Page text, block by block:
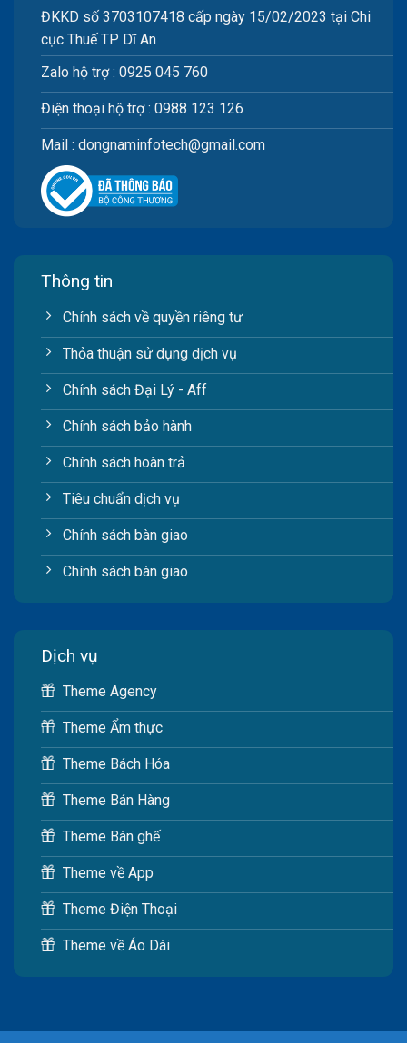
ĐKKD số 3703107418 cấp ngày 15/02/2023 tại Chi
cục Thuế TP Dĩ An
Zalo hộ trợ : 0925 045 760
Điện thoại hộ trợ : 0988 123 126
Mail : dongnaminfotech@gmail.com
Thông tin
Chính sách về quyền riêng tư
Thỏa thuận sử dụng dịch vụ
Chính sách Đại Lý - Aff
Chính sách bảo hành
Chính sách hoàn trả
Tiêu chuẩn dịch vụ
Chính sách bàn giao
Chính sách bàn giao
Dịch vụ
Theme Agency
Theme Ẩm thực
Theme Bách Hóa
Theme Bán Hàng
Theme Bàn ghế
Theme về App
Theme Điện Thoại
Theme về Áo Dài